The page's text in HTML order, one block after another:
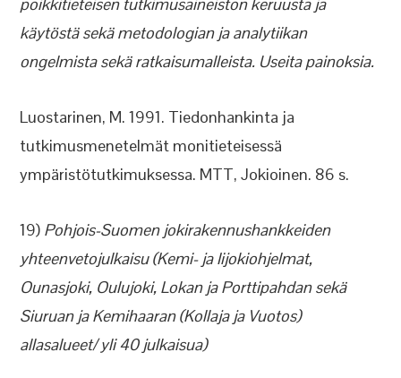
käytöstä sekä metodologian ja analytiikan
ongelmista sekä ratkaisumalleista. Useita painoksia.
Luostarinen, M. 1991. Tiedonhankinta ja
tutkimusmenetelmät monitieteisessä
ympäristötutkimuksessa. MTT, Jokioinen. 86 s.
19) Pohjois-Suomen jokirakennushankkeiden
yhteenvetojulkaisu (Kemi- ja Iijokiohjelmat,
Ounasjoki, Oulujoki, Lokan ja Porttipahdan sekä
Siuruan ja Kemihaaran (Kollaja ja Vuotos)
allasalueet/ yli 40 julkaisua)